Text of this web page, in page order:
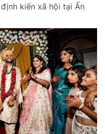
kiến xã hội tại Ấn